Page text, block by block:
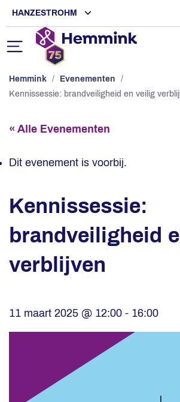
HANZESTROHM
Hemmink / Evenementen
/
Kennissessie: brandveiligheid en veilig
« Alle Evenementen
Dit evenement is voorbij.
Kennissessie:
brandveiligheid
verblijven
11 maart 2025 @ 12:00 - 16:00